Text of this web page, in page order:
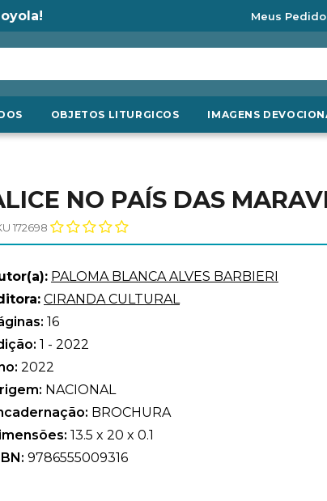
Meus
OBJETOS LITURGICOS IMAGENS
NO PAÍS DAS
172698
PALOMA BLANCA ALVES BARBIERI
CIRANDA CULTURAL
16
1 - 2022
2022
NACIONAL
BROCHURA
13.5 x 20 x 0.1
9786555009316